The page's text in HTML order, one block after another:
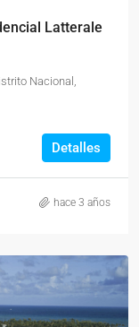
Latterale
Nacional,
Detalles
hace 3 años